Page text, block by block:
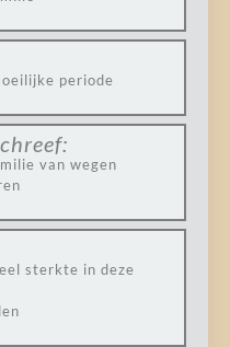
periode
van wegen
sterkte in deze